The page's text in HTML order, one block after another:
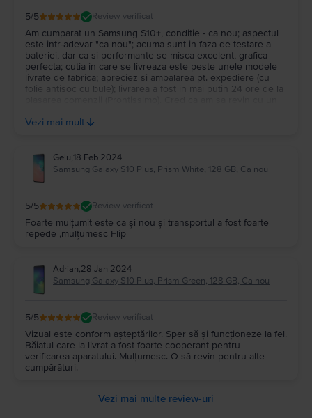
5/5 Review verificat
Am cumparat un Samsung S10+, conditie - ca nou; aspectul
este intr-adevar "ca nou"; acuma sunt in faza de testare a
bateriei, dar ca si performante se misca excelent, grafica
perfecta; cutia in care se livreaza este peste unele modele
livrate de fabrica; apreciez si ambalarea pt. expediere (cu
folie antisoc cu bule); livrarea a fost in mai putin 24 ore de la
Pana acum foarte multumit (so far so good).
Vezi mai mult
Gelu,18 Feb 2024
Samsung Galaxy S10 Plus, Prism White, 128 GB, Ca nou
5/5 Review verificat
Foarte mulțumit este ca și nou și transportul a fost foarte
repede ,mulțumesc Flip
Adrian,28 Jan 2024
Samsung Galaxy S10 Plus, Prism Green, 128 GB, Ca nou
5/5 Review verificat
Vizual este conform așteptărilor. Sper să și funcționeze la fel.
Băiatul care la livrat a fost foarte cooperant pentru
verificarea aparatului. Mulțumesc. O să revin pentru alte
cumpărături.
Vezi mai multe review-uri